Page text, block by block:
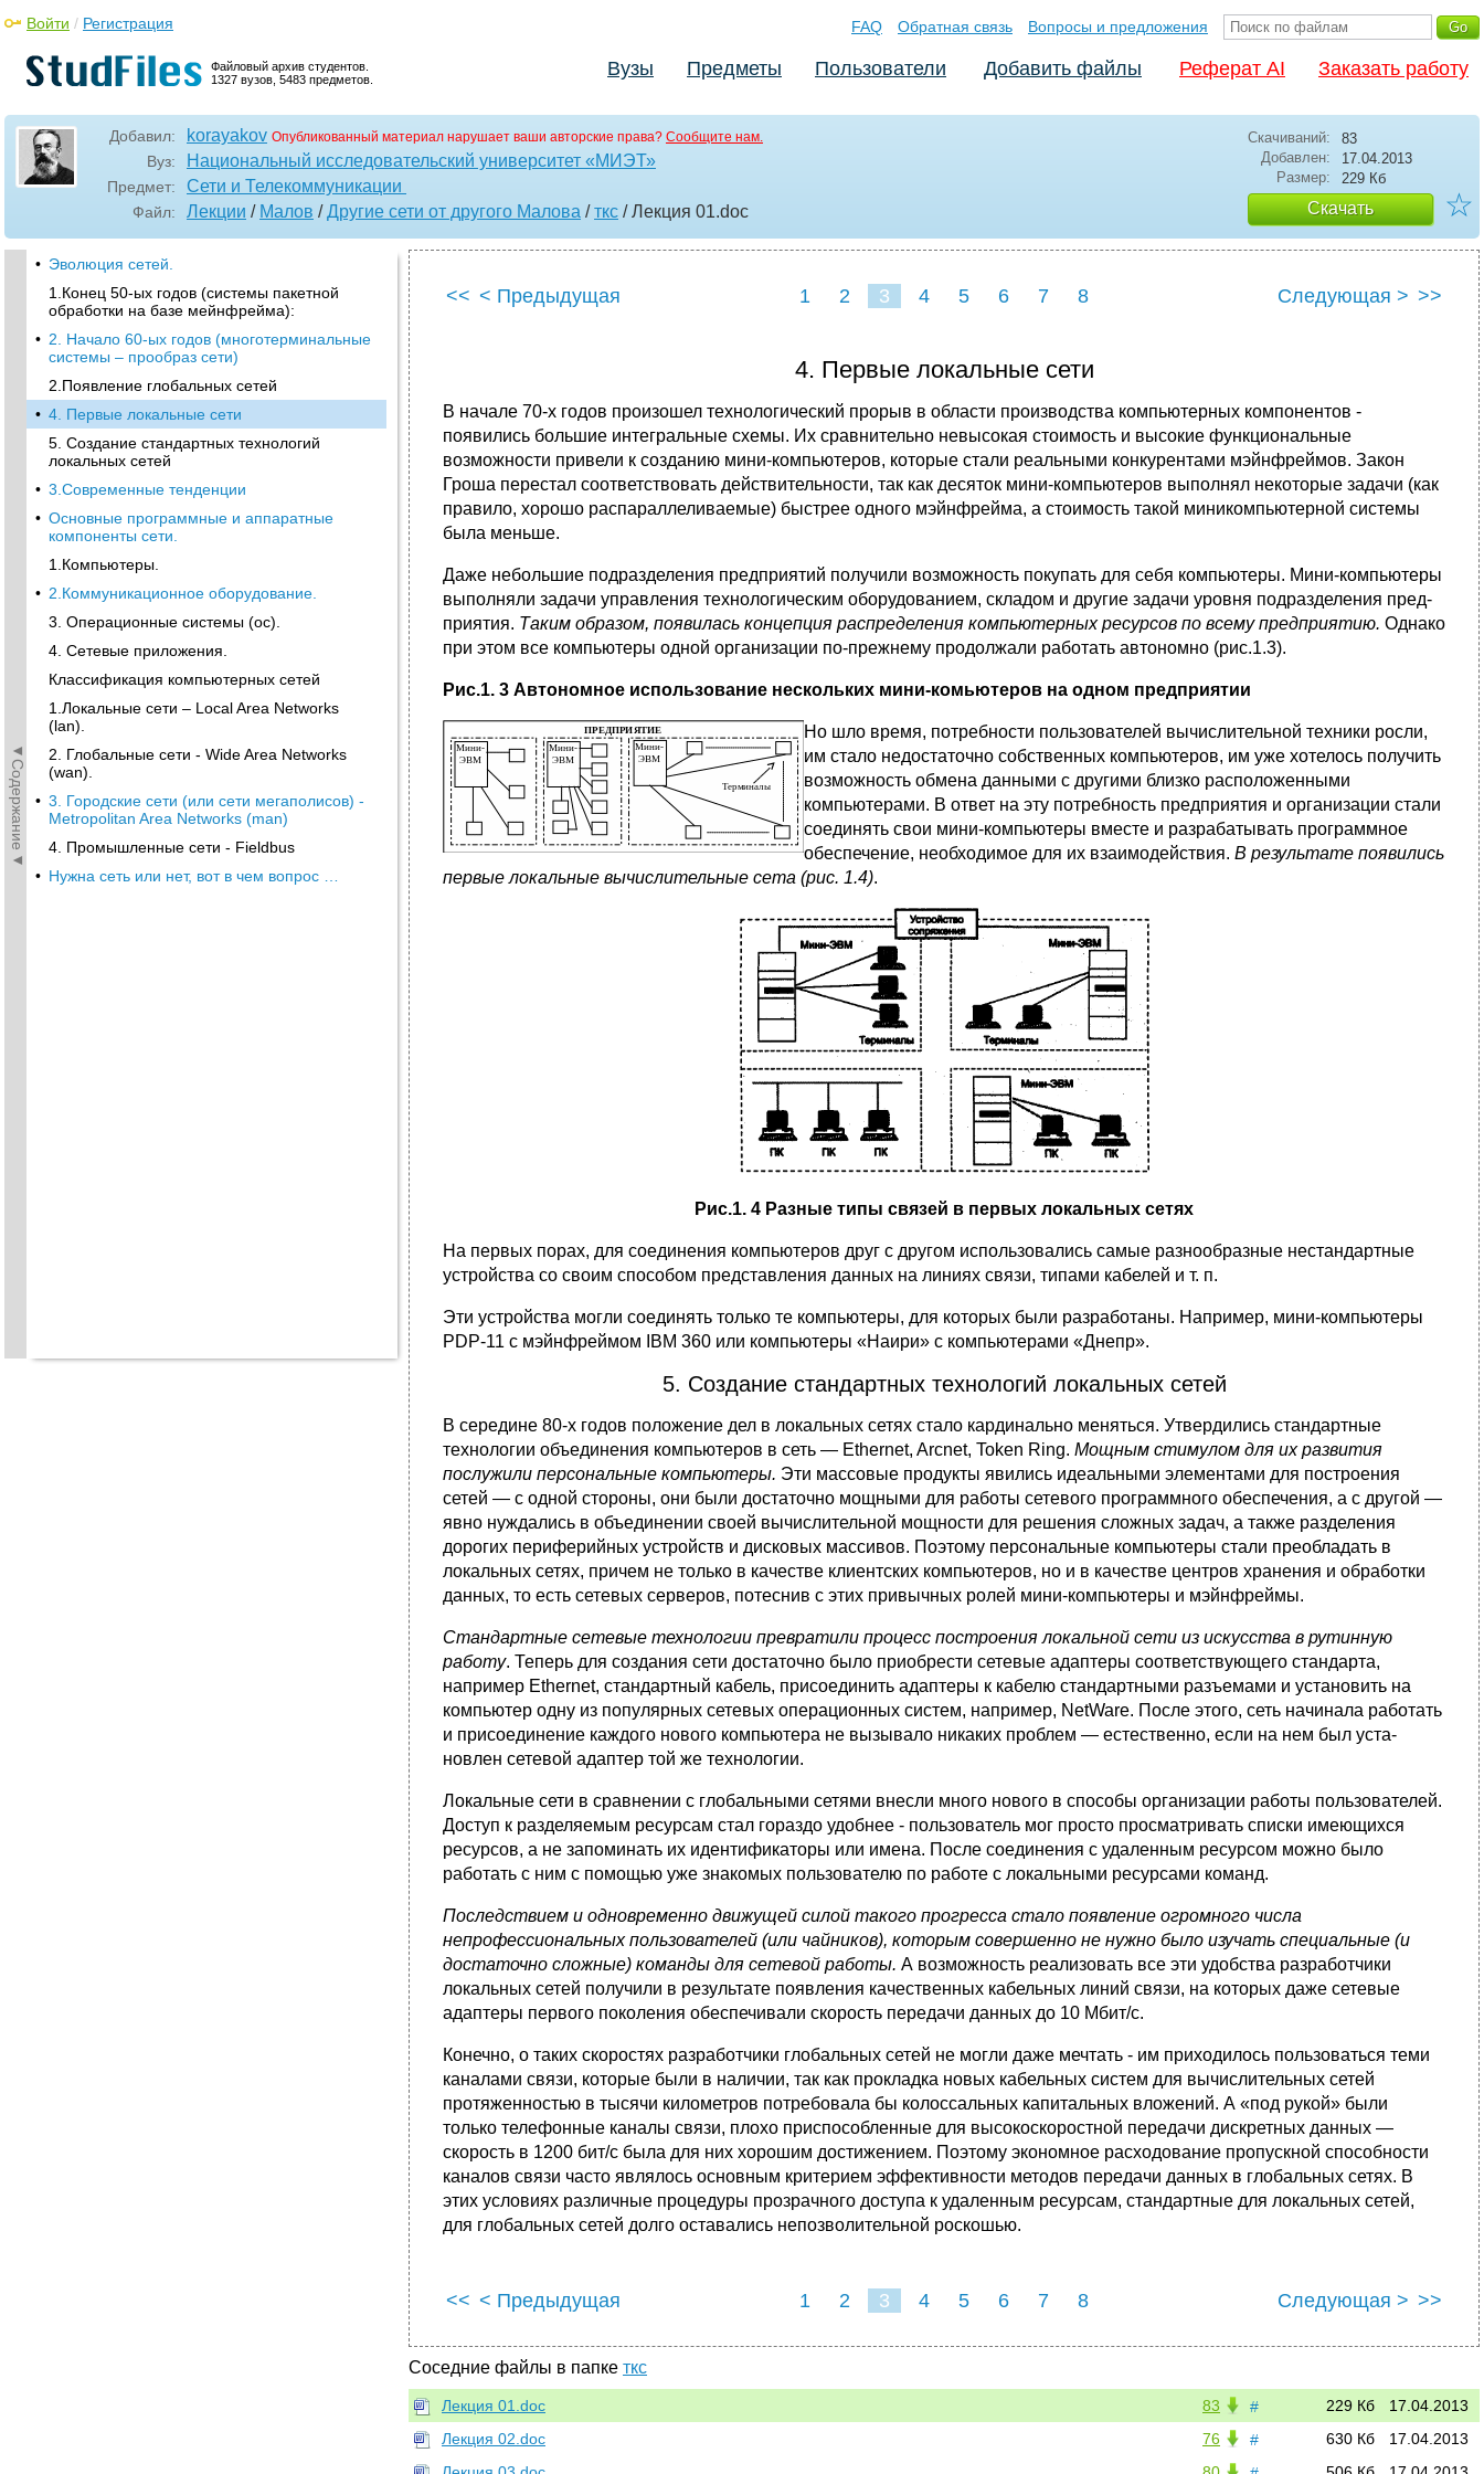
Файловый архив студентов.
1327 вузов, 5483 предметов.
Войти / Регистрация FAQ Обратная связь Вопросы и предложения
Вузы Предметы Пользователи Добавить файлы Реферат AI Заказать работу
Добавил: korayakov Опубликованный материал нарушает ваши авторские права? Сообщите нам.
Вуз: Национальный исследовательский университет «МИЭТ»
Предмет: Сети и Телекоммуникации
Файл: Лекции / Малов /Другие сети от другого Малова /ткс / Лекция 01.doc
Скачиваний:
83
Добавлен:
17.04.2013
Размер:
229 Кб
Скачать ☆
◄Содержание◄
• Эволюция сетей.
1.Конец 50-ых годов (системы пакетной
обработки на базе мейнфрейма):
• 2. Начало 60-ых годов (многотерминальные
системы – прообраз сети)
2.Появление глобальных сетей
• 4. Первые локальные сети
5. Создание стандартных технологий
локальных сетей
• 3.Современные тенденции
• Основные программные и аппаратные
компоненты сети.
1.Компьютеры.
• 2.Коммуникационное оборудование.
3. Операционные системы (ос).
4. Сетевые приложения.
Классификация компьютерных сетей
1.Локальные сети – Local Area Networks
(lan).
2. Глобальные сети - Wide Area Networks
(wan).
• 3. Городские сети (или сети мегаполисов) -
Metropolitan Area Networks (man)
4. Промышленные сети - Fieldbus
• Нужна сеть или нет, вот в чем вопрос …
<< < Предыдущая 1 2 3 4 5 6 7 8 Следующая > >>
4. Первые локальные сети
В начале 70-х годов произошел технологический прорыв в области производства компьютерных компонентов -
появились большие интегральные схемы. Их срав­нительно невысокая стоимость и высокие функциональные
возможности привели к созданию мини-компьютеров, которые стали реальными конкурентами мэйн­фреймов. Закон
Гроша перестал соответствовать действительности, так как деся­ток мини-компьютеров выполнял некоторые задачи (как
правило, хорошо распараллеливаемые) быстрее одного мэйнфрейма, а стоимость такой миникомпьютерной системы
была меньше.
Даже небольшие подразделения предприятий получили возможность покупать для себя компьютеры. Мини-компьютеры
выполняли задачи управления техноло­гическим оборудованием, складом и другие задачи уровня подразделения пред­
приятия. Таким образом, появилась концепция распределения компьютерных ресурсов по всему предприятию. Однако
при этом все компьютеры одной органи­зации по-прежнему продолжали работать автономно (рис.1.3).
Рис.1. 3 Автономное использование нескольких мини-комьютеров на одном предприятии
Но шло время, потребности пользователей вычислительной техники росли,
им стало недостаточно собственных компьютеров, им уже хотелось получить
возмож­ность обмена данными с другими близко расположенными
компьютерами. В ответ на эту потребность предприятия и организации стали
соединять свои мини-компь­ютеры вместе и разрабатывать программное
обеспечение, необходимое для их вза­имодействия. В результате появились
первые локальные вычислительные сета (рис. 1.4).
Рис.1. 4 Разные типы связей в первых локальных сетях
На первых порах, для соединения компьютеров друг с другом использовались самые разнообразные нестандартные
устройства со своим способом представления данных на линиях связи, типами кабелей и т. п.
Эти устройства могли соединять только те компьюте­ры, для которых были разработаны. Например, мини-компьютеры
PDP-11 с мэйн­фреймом IBM 360 или компьютеры «Наири» с компьютерами «Днепр».
5. Создание стандартных технологий локальных сетей
В середине 80-х годов положение дел в локальных сетях стало кардинально ме­няться. Утвердились стандартные
технологии объединения компьютеров в сеть — Ethernet, Arcnet, Token Ring. Мощным стимулом для их развития
послужили пер­сональные компьютеры. Эти массовые продукты явились идеальными элементами для построения
сетей — с одной стороны, они были достаточно мощными для работы сетевого программного обеспечения, а с другой —
явно нуждались в объединении своей вычислительной мощности для решения сложных задач, а также разделения
дорогих периферийных устройств и дисковых массивов. Поэтому персональные компьютеры стали преобладать в
локальных сетях, причем не только в качестве клиентских компьютеров, но и в качестве центров хранения и обработки
данных, то есть сетевых серверов, потеснив с этих привычных ролей мини-компьютеры и мэйнфреймы.
Стандартные сетевые технологии превратили процесс построения локальной сети из искусства в рутинную
работу. Теперь для создания сети достаточно было приобрести сетевые адаптеры соответствующего стандарта,
например Ethernet, стандарт­ный кабель, присоединить адаптеры к кабелю стандартными разъемами и устано­вить на
компьютер одну из популярных сетевых операционных систем, например, NetWare. После этого, сеть начинала работать
и присоединение каждого нового компьютера не вызывало никаких проблем — естественно, если на нем был уста­
новлен сетевой адаптер той же технологии.
Локальные сети в сравнении с глобальными сетями внесли много нового в спосо­бы организации работы пользователей.
Доступ к разделяемым ресурсам стал гораздо удобнее - пользователь мог просто просматривать списки имеющихся
ресурсов, а не запоминать их идентификаторы или имена. После соединения с удаленным ресур­сом можно было
работать с ним с помощью уже знакомых пользователю по работе с локальными ресурсами команд.
Последствием и одновременно движущей силой та­кого прогресса стало появление огромного числа
непрофессиональных пользовате­лей (или чайников), которым совершенно не нужно было изучать специальные (и
достаточно сложные) команды для сетевой работы. А возможность реализовать все эти удобства разработ­чики
локальных сетей получили в результате появления качественных кабельных линий связи, на которых даже сетевые
адаптеры первого поколения обеспечивали скорость передачи данных до 10 Мбит/с.
Конечно, о таких скоростях разработчики глобальных сетей не могли даже меч­тать - им приходилось пользоваться теми
каналами связи, которые были в нали­чии, так как прокладка новых кабельных систем для вычислительных сетей
протяженностью в тысячи километров потребовала бы колоссальных капитальных вложений. А «под рукой» были
только телефонные каналы связи, плохо приспо­собленные для высокоскоростной передачи дискретных данных —
скорость в 1200 бит/с была для них хорошим достижением. Поэтому экономное расходова­ние пропускной способности
каналов связи часто являлось основным критерием эффективности методов передачи данных в глобальных сетях. В
этих условиях различные процедуры прозрачного доступа к удаленным ресурсам, стандартные для локальных сетей,
для глобальных сетей долго оставались непозволительной роскошью.
<< < Предыдущая 1 2 3 4 5 6 7 8 Следующая > >>
Соседние файлы в папке ткс
# 17.04.2013
229 Кб
83
Лекция 01.doc
#
17.04.2013
630 Кб
76
Лекция 02.doc